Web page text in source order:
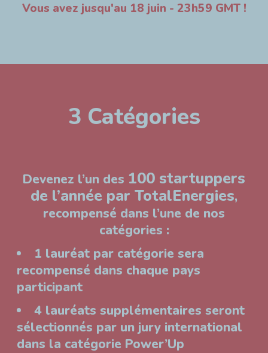
Vous avez jusqu'au 18 juin - 23h59 GMT !
3 Catégories
Devenez l’un des 100 startuppers
de l’année par TotalEnergies,
recompensé dans l’une de nos
catégories :
1 lauréat par catégorie sera
recompensé dans chaque pays
participant
4 lauréats supplémentaires seront
sélectionnés par un jury international
dans la catégorie Power’Up